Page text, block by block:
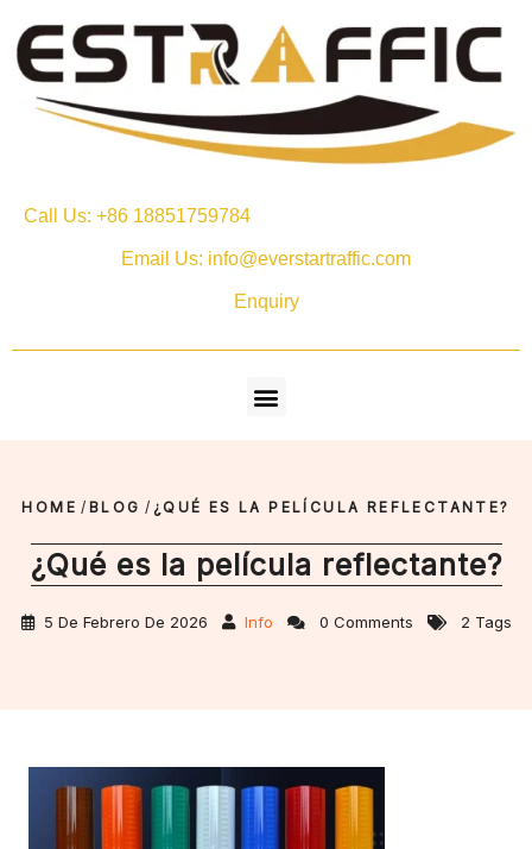
Call Us: +86 18851759784
Email Us: info@everstartraffic.com
Enquiry
HOME / BLOG / ¿QUÉ ES LA PELÍCULA REFLECTANTE?
¿Qué es la película reflectante?
5 De Febrero De 2026 Info 0 Comments 2 Tags